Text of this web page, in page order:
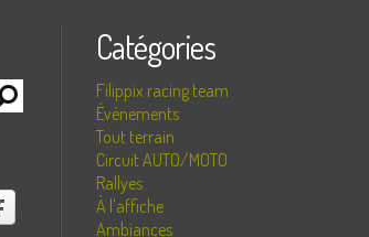
Catégories
Filippix racing team
Événements
Tout terrain
Circuit AUTO/MOTO
Rallyes
À l'affiche
Ambiances